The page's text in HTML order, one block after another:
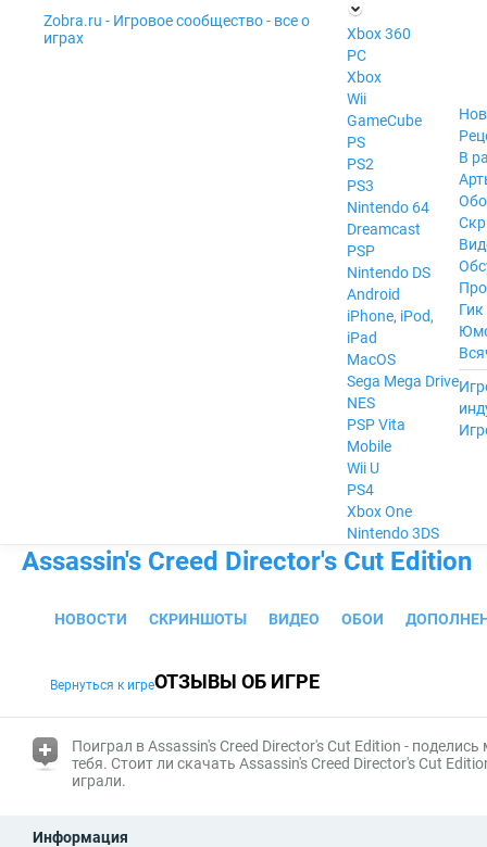
Zobra.ru - Игровое сообщество - все о
играх
П
ла
т
ф
ор
м
ы
Xbox 360
PC
Xbox
Wii
GameCube
PS
PS2
PS3
Nintendo 64
Dreamcast
PSP
Nintendo DS
Android
iPhone, iPod,
iPad
MacOS
Sega Mega Drive
NES
PSP Vita
Mobile
Wii U
PS4
Xbox One
Nintendo 3DS
В
Гик
Assassin's Creed Director's Cut Edition
НОВОСТИ СКРИНШОТЫ ВИДЕО ОБОИ
Вернуться к игреОТЗЫВЫ ОБ ИГРЕ
Поиграл в Assassin's Creed Director's Cut Edition -
тебя. Стоит ли скачать Assassin's Creed Director's Cut
играли.
Информация